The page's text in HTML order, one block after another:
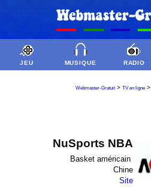
JEU MUSIQUE RADIO
Webmaster-Gratuit> TV en ligne>
NuSports NBA
Basket américain
Chine
Site